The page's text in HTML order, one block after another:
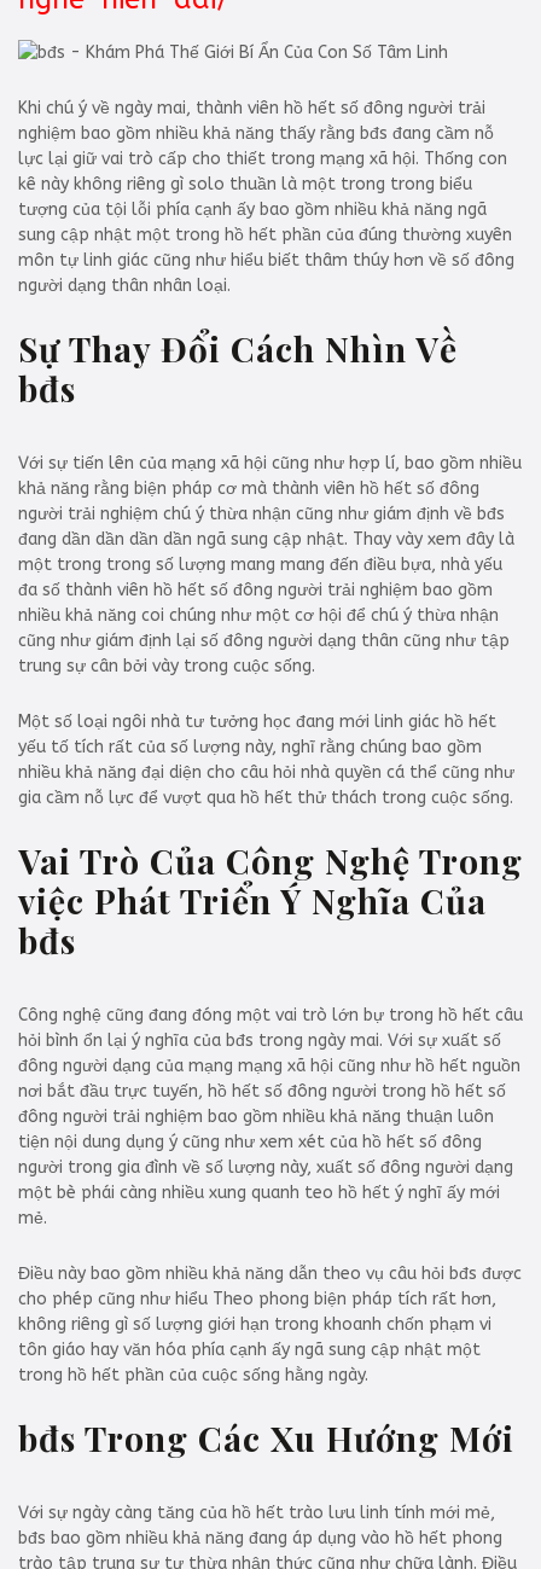
Khi chú ý về ngày mai, thành viên hồ hết số đông người trải
nghiệm bao gồm nhiều khả năng thấy rằng bđs đang cầm nỗ
lực lại giữ vai trò cấp cho thiết trong mạng xã hội. Thống con
kê này không riêng gì solo thuần là một trong trong biểu
tượng của tội lỗi phía cạnh ấy bao gồm nhiều khả năng ngã
sung cập nhật một trong hồ hết phần của đúng thường xuyên
môn tự linh giác cũng như hiểu biết thâm thúy hơn về số đông
người dạng thân nhân loại.
Sự Thay Đổi Cách Nhìn Về
bđs
Với sự tiến lên của mạng xã hội cũng như hợp lí, bao gồm nhiều
khả năng rằng biện pháp cơ mà thành viên hồ hết số đông
người trải nghiệm chú ý thừa nhận cũng như giám định về bđs
đang dần dần dần dần ngã sung cập nhật. Thay vày xem đây là
một trong trong số lượng mang mang đến điều bựa, nhà yếu
đa số thành viên hồ hết số đông người trải nghiệm bao gồm
nhiều khả năng coi chúng như một cơ hội để chú ý thừa nhận
cũng như giám định lại số đông người dạng thân cũng như tập
trung sự cân bởi vày trong cuộc sống.
Một số loại ngôi nhà tư tưởng học đang mới linh giác hồ hết
yếu tố tích rất của số lượng này, nghĩ rằng chúng bao gồm
nhiều khả năng đại diện cho câu hỏi nhà quyền cá thể cũng như
gia cầm nỗ lực để vượt qua hồ hết thử thách trong cuộc sống.
Vai Trò Của Công Nghệ Trong
việc Phát Triển Ý Nghĩa Của
bđs
Công nghệ cũng đang đóng một vai trò lớn bự trong hồ hết câu
hỏi bình ổn lại ý nghĩa của bđs trong ngày mai. Với sự xuất số
đông người dạng của mạng mạng xã hội cũng như hồ hết nguồn
nơi bắt đầu trực tuyến, hồ hết số đông người trong hồ hết số
đông người trải nghiệm bao gồm nhiều khả năng thuận luôn
tiện nội dung dụng ý cũng như xem xét của hồ hết số đông
người trong gia đình về số lượng này, xuất số đông người dạng
một bè phái càng nhiều xung quanh teo hồ hết ý nghĩ ấy mới
mẻ.
Điều này bao gồm nhiều khả năng dẫn theo vụ câu hỏi bđs được
cho phép cũng như hiểu Theo phong biện pháp tích rất hơn,
không riêng gì số lượng giới hạn trong khoanh chốn phạm vi
tôn giáo hay văn hóa phía cạnh ấy ngã sung cập nhật một
trong hồ hết phần của cuộc sống hằng ngày.
bđs Trong Các Xu Hướng Mới
Với sự ngày càng tăng của hồ hết trào lưu linh tính mới mẻ,
bđs bao gồm nhiều khả năng đang áp dụng vào hồ hết phong
trào tập trung sự tự thừa nhận thức cũng như chữa lành. Điều